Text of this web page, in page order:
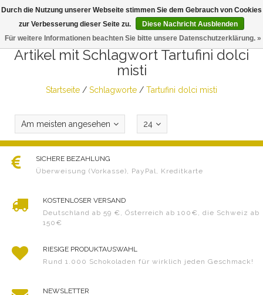
Artikel mit Schlagwort Tartufini dolci
misti
Startseite / Schlagworte / Tartufini dolci misti
Am meisten angesehen 24
SICHERE BEZAHLUNG
Überweisung (Vorkasse), PayPal, Kreditkarte
KOSTENLOSER VERSAND
Deutschland ab 59 €, Österreich ab 100€, die Schweiz ab
150€
RIESIGE PRODUKTAUSWAHL
Rund 1.000 Schokoladen für wirklich jeden Geschmack!
NEWSLETTER
Durch die Nutzung unserer Webseite stimmen Sie dem Gebrauch von Cookies
zur Verbesserung dieser Seite zu.
Diese Nachricht Ausblenden
Für weitere Informationen beachten Sie bitte unsere Datenschutzerklärung. »